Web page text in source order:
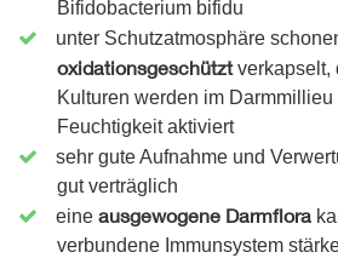
Bifidobacterium bifidu
unter Schutzatmosphäre
oxidationsgeschütztverkapselt,
Kulturen werden im Darmmillieu
Feuchtigkeit aktiviert
sehr gute Aufnahme und
gut verträglich
eine ausgewogene Darmflora
verbundene Immunsystem